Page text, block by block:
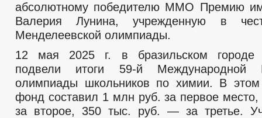
абсолютному победителю ММО Премию
Валерия Лунина, учрежденную в
Менделеевской олимпиады.
12 мая 2025 г. в бразильском городе
подвели итоги 59-й Международной
олимпиады школьников по химии. В этом
фонд составил 1 млн руб. за первое
за второе, 350 тыс. руб. — за третье.